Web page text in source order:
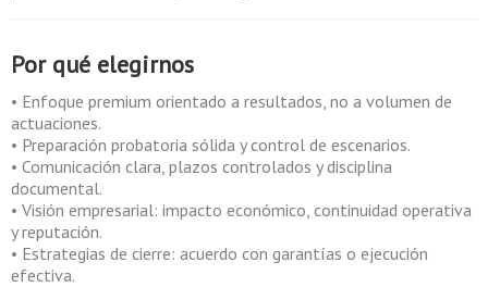
Por qué elegirnos
• Enfoque premium orientado a resultados, no a volumen de
actuaciones.
• Preparación probatoria sólida y control de escenarios.
• Comunicación clara, plazos controlados y disciplina
documental.
• Visión empresarial: impacto económico, continuidad operativa
y reputación.
• Estrategias de cierre: acuerdo con garantías o ejecución
efectiva.